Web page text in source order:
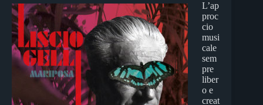
L’ap
proc
cio
musi
cale
sem
pre
liber
o e
creat